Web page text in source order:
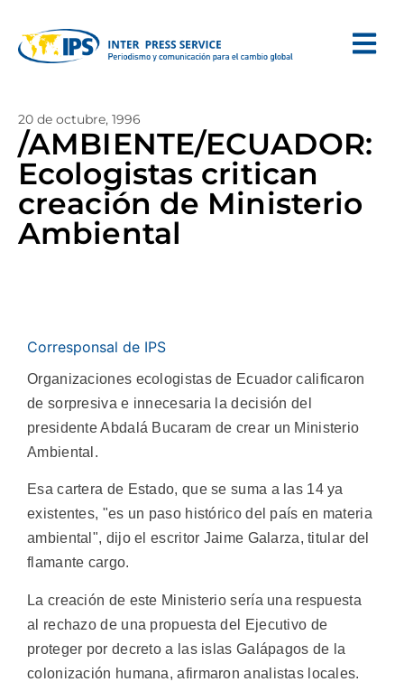
20 de octubre, 1996
/AMBIENTE/ECUADOR:
Ecologistas critican
creación de Ministerio
Ambiental
Corresponsal de IPS
Organizaciones ecologistas de Ecuador calificaron
de sorpresiva e innecesaria la decisión del
presidente Abdalá Bucaram de crear un Ministerio
Ambiental.
Esa cartera de Estado, que se suma a las 14 ya
existentes, "es un paso histórico del país en materia
ambiental", dijo el escritor Jaime Galarza, titular del
flamante cargo.
La creación de este Ministerio sería una respuesta
al rechazo de una propuesta del Ejecutivo de
proteger por decreto a las islas Galápagos de la
colonización humana, afirmaron analistas locales.